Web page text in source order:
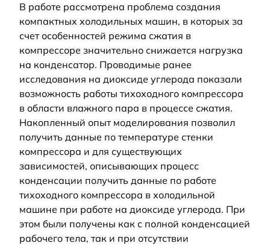
В работе рассмотрена проблема создания
компактных холодильных машин, в которых за
счет особенностей режима сжатия в
компрессоре значительно снижается нагрузка
на конденсатор. Проводимые ранее
исследования на диоксиде углерода показали
возможность работы тихоходного компрессора
в области влажного пара в процессе сжатия.
Накопленный опыт моделирования позволил
получить данные по температуре стенки
компрессора и для существующих
зависимостей, описывающих процесс
конденсации получить данные по работе
тихоходного компрессора в холодильной
машине при работе на диоксиде углерода. При
этом были получены как с полной конденсацией
рабочего тела, так и при отсутствии